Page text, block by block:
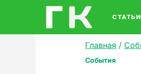
СТАТЬИ
Главная /
События